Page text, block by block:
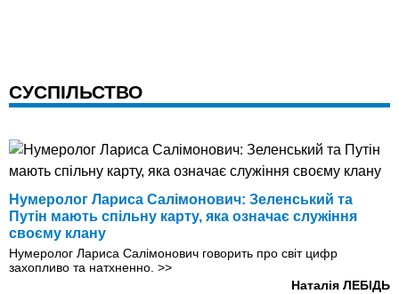
СУСПІЛЬСТВО
Нумеролог Лариса Салімонович: Зеленський та
Путін мають спільну карту, яка означає служіння
своєму клану
Нумеролог Лариса Салімонович говорить про світ цифр
захопливо та натхненно. >>
Наталія ЛЕБІДЬ